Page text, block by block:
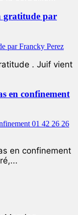
gratitude par
. Juif vient
en confinement
en confinement